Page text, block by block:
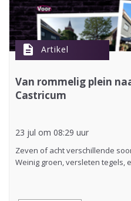
description Artikel
Van rommelig plein
Castricum
23 jul om 08:29 uur
Zeven of acht verschillende
Weinig groen, versleten tegels,